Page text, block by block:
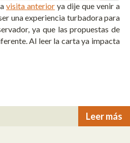
visita anterior ya dije que venir a
una experiencia turbadora para
ya que las propuestas de
Al leer la carta ya impacta
Leer más